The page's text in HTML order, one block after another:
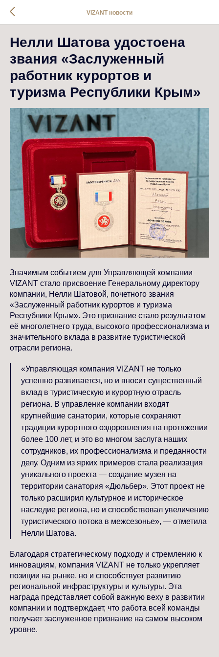
VIZANT новости
Нелли Шатова удостоена
звания «Заслуженный
работник курортов и
туризма Республики Крым»
Значимым событием для Управляющей компании
VIZANT стало присвоение Генеральному директору
компании, Нелли Шатовой, почетного звания
«Заслуженный работник курортов и туризма
Республики Крым». Это признание стало результатом
её многолетнего труда, высокого профессионализма и
значительного вклада в развитие туристической
отрасли региона.
«Управляющая компания VIZANT не только
успешно развивается, но и вносит существенный
вклад в туристическую и курортную отрасль
региона. В управление компании входят
крупнейшие санатории, которые сохраняют
традиции курортного оздоровления на протяжении
более 100 лет, и это во многом заслуга наших
сотрудников, их профессионализма и преданности
делу. Одним из ярких примеров стала реализация
уникального проекта — создание музея на
территории санатория «Дюльбер». Этот проект не
только расширил культурное и историческое
наследие региона, но и способствовал увеличению
туристического потока в межсезонье», — отметила
Нелли Шатова.
Благодаря стратегическому подходу и стремлению к
инновациям, компания VIZANT не только укрепляет
позиции на рынке, но и способствует развитию
региональной инфраструктуры и культуры. Эта
награда представляет собой важную веху в развитии
компании и подтверждает, что работа всей команды
получает заслуженное признание на самом высоком
уровне.